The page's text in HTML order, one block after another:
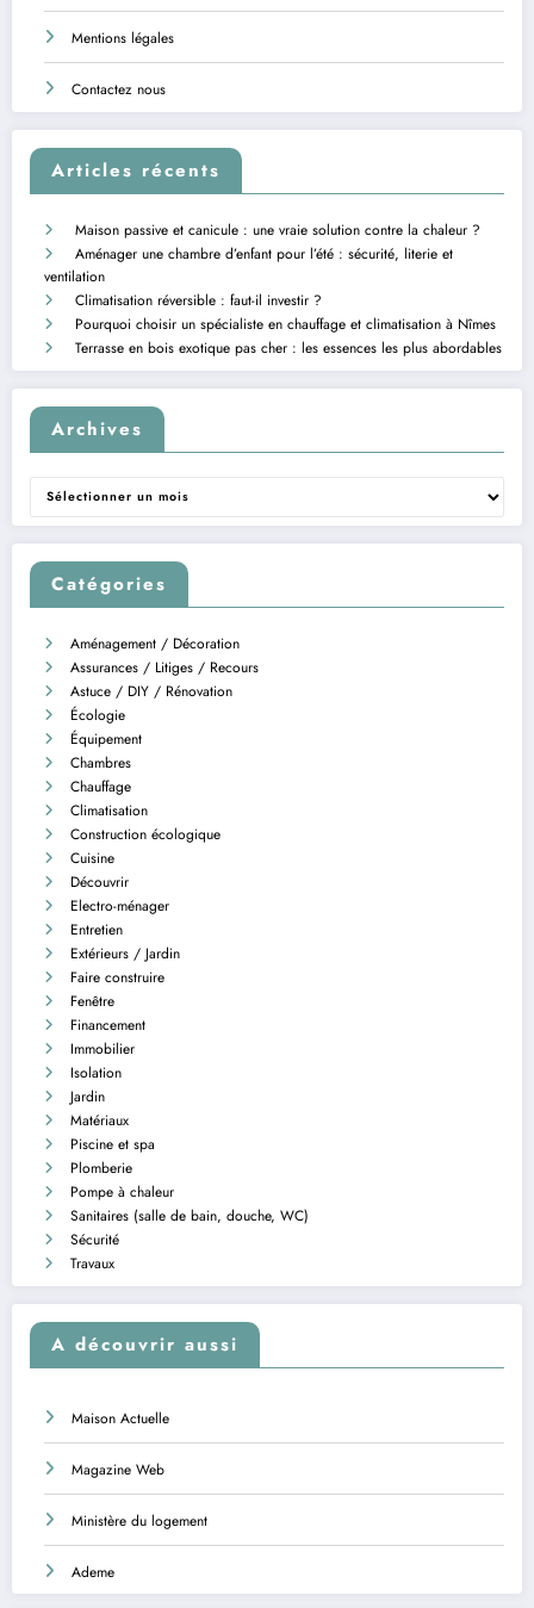
Mentions légales
Contactez nous
Articles récents
Maison passive et canicule : une vraie solution contre la chaleur ?
Aménager une chambre d’enfant pour l’été : sécurité, literie et
ventilation
Climatisation réversible : faut-il investir ?
Pourquoi choisir un spécialiste en chauffage et climatisation à Nîmes
Terrasse en bois exotique pas cher : les essences les plus abordables
Archives
Archives
Catégories
Aménagement / Décoration
Assurances / Litiges / Recours
Astuce / DIY / Rénovation
Écologie
Équipement
Chambres
Chauffage
Climatisation
Construction écologique
Cuisine
Découvrir
Electro-ménager
Entretien
Extérieurs / Jardin
Faire construire
Fenêtre
Financement
Immobilier
Isolation
Jardin
Matériaux
Piscine et spa
Plomberie
Pompe à chaleur
Sanitaires (salle de bain, douche, WC)
Sécurité
Travaux
A découvrir aussi
Maison Actuelle
Magazine Web
Ministère du logement
Ademe